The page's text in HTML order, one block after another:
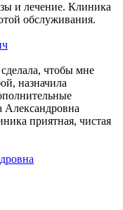
и лечение. Клиника
обслуживания.
чтобы мне
назначила
Александровна
приятная, чистая